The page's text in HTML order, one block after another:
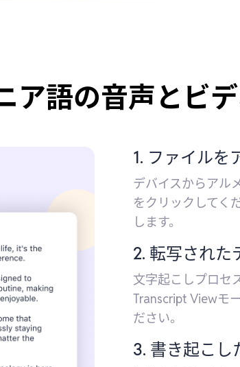
ア語の音声とビ
1. ファイルを
デバイスからアル
をクリックしてく
します。
2. 転写された
文字起こしプロセ
Transcript Viewモ
ださい。
3. 書き起こし